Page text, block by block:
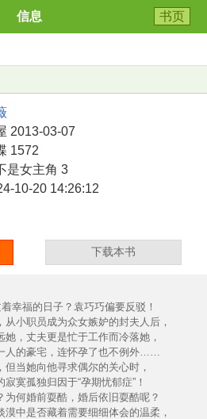
信息 书页
2013-03-07
1572
是女主角 3
10-20 14:26:12
下载本书
福的日子？袁巧巧偏要反驳！
小职员成为众女嫉妒的封夫人后，
，丈夫更是忙于工作而冷落她，
的豪宅，连怀孕了也不例外……
当她向他寻求偶尔的关心时，
孤独归因于“孕期忧郁症”！
何婚前耍酷，婚后依旧耍酷呢？
中是否藏着需要细细体会的温柔，